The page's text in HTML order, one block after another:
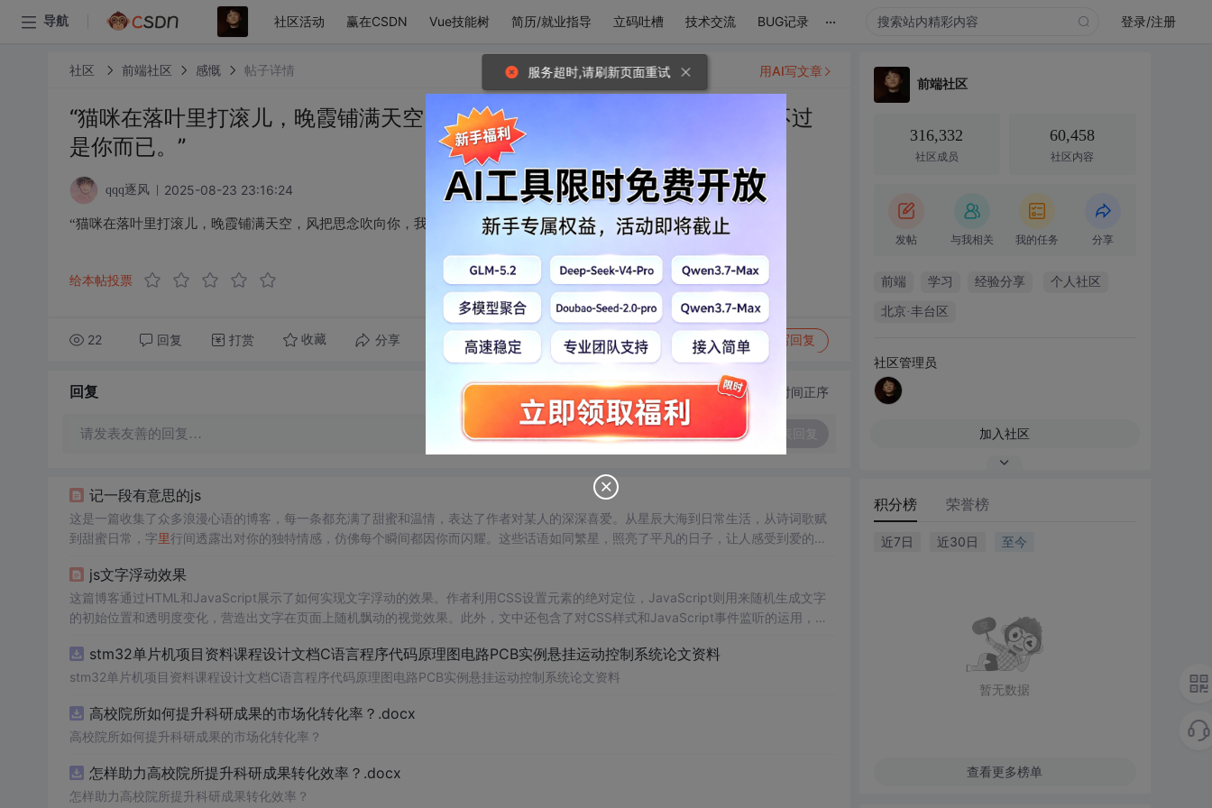
导航 社区活动 赢在CSDN Vue技能树 简历/就业指导 立码吐槽 技术交流 BUG记录 ... 登录/注册
社区 前端社区 感慨 帖子详情
“猫咪在落叶里打滚儿，晚霞铺满天空，风把思念吹向你，我贪恋的人间，不过
是你而已。”
qqq逐风 2025-08-23 23:16:24
“猫咪在落叶里打滚儿，晚霞铺满天空，风把思念吹向你，我贪恋的人间，不过是你而已。”
给本帖投票
22 回复 打赏 收藏 分享 转发到动态 举报 写回复
用AI写文章
回复 切换为时间正序
请发表友善的回复…
记一段有意思的js
这是一篇收集了众多浪漫心语的博客，每一条都充满了甜蜜和温情，表达了作者对某人的深深喜爱。从星辰大海到日常生活，从诗词歌赋
到甜蜜日常，字里行间透露出对你的独特情感，仿佛每个瞬间都因你而闪耀。这些话语如同繁星，照亮了平凡的日子，让人感受到爱的力
js文字浮动效果
这篇博客通过HTML和JavaScript展示了如何实现文字浮动的效果。作者利用CSS设置元素的绝对定位，JavaScript则用来随机生成文字
的初始位置和透明度变化，营造出文字在页面上随机飘动的视觉效果。此外，文中还包含了对CSS样式和JavaScript事件监听的运用，增
stm32单片机项目资料课程设计文档C语言程序代码原理图电路PCB实例悬挂运动控制系统论文资料
stm32单片机项目资料课程设计文档C语言程序代码原理图电路PCB实例悬挂运动控制系统论文资料
高校院所如何提升科研成果的市场化转化率？.docx
高校院所如何提升科研成果的市场化转化率？
怎样助力高校院所提升科研成果转化效率？.docx
怎样助力高校院所提升科研成果转化效率？
前端社区
316,332
社区成员
60,458
社区内容
发帖 与我相关 我的任务 分享
前端 学习 经验分享 个人社区
北京·丰台区
社区管理员
加入社区
积分榜 荣誉榜
近7日 近30日 至今
暂无数据
查看更多榜单
服务超时,请刷新页面重试